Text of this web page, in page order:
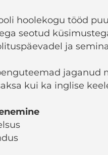
hoolekogu tööd
seotud
ja
jaganud
kui ka inglise